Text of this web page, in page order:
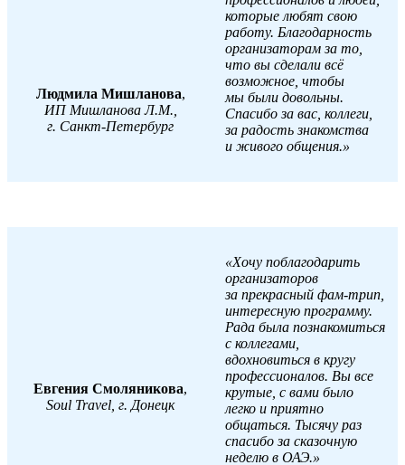
Людмила Мишланова,
ИП Мишланова Л.М.,
г. Санкт-Петербург
которые любят свою
работу. Благодарность
организаторам за то,
что вы сделали всё
возможное, чтобы
мы были довольны.
Спасибо за вас, коллеги,
за радость знакомства
и живого общения.»
Евгения Смоляникова,
Soul Travel, г. Донецк
«Хочу поблагодарить
организаторов
за прекрасный фам-трип,
интересную программу.
Рада была познакомиться
с коллегами,
вдохновиться в кругу
профессионалов. Вы все
крутые, с вами было
легко и приятно
общаться. Тысячу раз
спасибо за сказочную
неделю в ОАЭ.»